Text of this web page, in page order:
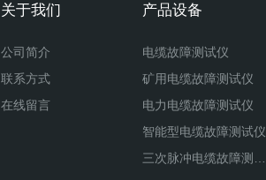
关于我们
公司简介
联系方式
在线留言
产品设备
电缆故障测试仪
矿用电缆故障测试仪
电力电缆故障测试仪
智能型电缆故障测试仪